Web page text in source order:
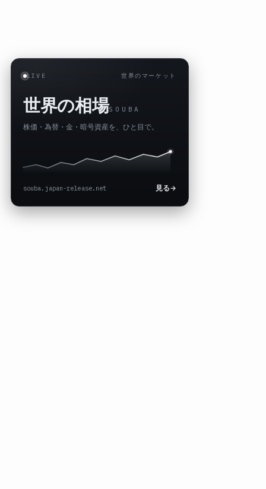
LIVE 世界のマーケット
世界の相場SOUBA
株価・為替・金・暗号資産を、ひと目で。
souba.japan-release.net 見る→